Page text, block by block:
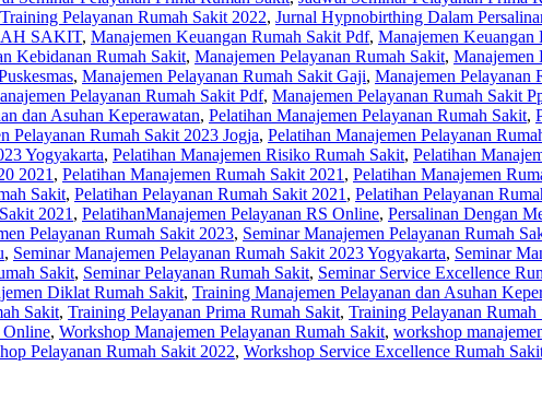
Pelayanan Rumah Sakit 2022, Jurnal Hypnobirthing Dalam
SAKIT, Manajemen Keuangan Rumah Sakit Pdf, Manajemen Keuangan
Kebidanan Rumah Sakit, Manajemen Pelayanan Rumah Sakit, Manajemen
, Manajemen Pelayanan Rumah Sakit Gaji, Manajemen Pelayanan
Pelayanan Rumah Sakit Pdf, Manajemen Pelayanan Rumah Sakit
dan Asuhan Keperawatan, Pelatihan Manajemen Pelayanan Rumah Sakit,
Pelayanan Rumah Sakit 2023 Jogja, Pelatihan Manajemen Pelayanan
Yogyakarta, Pelatihan Manajemen Risiko Rumah Sakit, Pelatihan
2021 , Pelatihan Manajemen Rumah Sakit 2021 , Pelatihan Manajemen
Sakit, Pelatihan Pelayanan Rumah Sakit 2021 , Pelatihan Pelayanan
2021 , PelatihanManajemen Pelayanan RS Online, Persalinan Dengan
Pelayanan Rumah Sakit 2023, Seminar Manajemen Pelayanan Rumah
, Seminar Manajemen Pelayanan Rumah Sakit 2023 Yogyakarta, Seminar
Sakit, Seminar Pelayanan Rumah Sakit, Seminar Service Excellence
Diklat Rumah Sakit, Training Manajemen Pelayanan dan Asuhan
Sakit, Training Pelayanan Prima Rumah Sakit, Training Pelayanan Rumah
Online, Workshop Manajemen Pelayanan Rumah Sakit, workshop
Pelayanan Rumah Sakit 2022, Workshop Service Excellence Rumah